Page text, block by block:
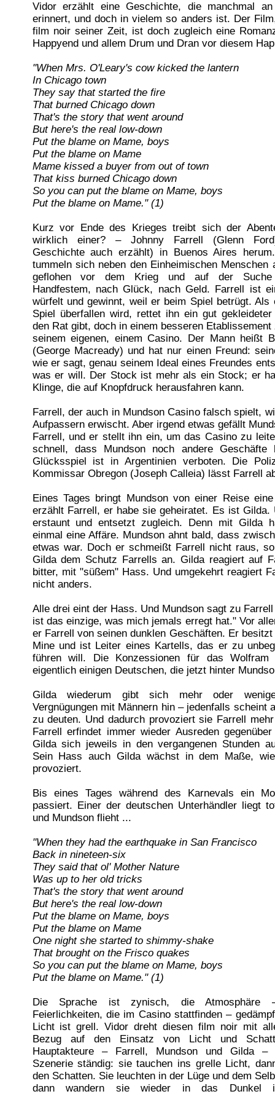
Vidor erzählt eine Geschichte, die manchmal an
erinnert, und doch in vielem so anders ist. Der
film noir seiner Zeit, ist doch zugleich eine
Happyend und allem Drum und Dran vor diesem
"When Mrs. O'Leary's cow kicked the lantern
In Chicago town
They say that started the fire
That burned Chicago down
That's the story that went around
But here's the real low-down
Put the blame on Mame, boys
Put the blame on Mame
Mame kissed a buyer from out of town
That kiss burned Chicago down
So you can put the blame on Mame, boys
Put the blame on Mame." (1)
Kurz vor Ende des Krieges treibt sich der
wirklich einer? – Johnny Farrell (Glenn
Geschichte auch erzählt) in Buenos Aires
tummeln sich neben den Einheimischen Menschen
geflohen vor dem Krieg und auf der
Handfestem, nach Glück, nach Geld. Farrell ist
würfelt und gewinnt, weil er beim Spiel betrügt. Als
Spiel überfallen wird, rettet ihn ein gut
den Rat gibt, doch in einem besseren Etablissement
seinem eigenen, einem Casino. Der Mann heißt
(George Macready) und hat nur einen Freund:
wie er sagt, genau seinem Ideal eines Freundes
was er will. Der Stock ist mehr als ein Stock; er
Klinge, die auf Knopfdruck herausfahren kann.
Farrell, der auch in Mundson Casino falsch spielt,
Aufpassern erwischt. Aber irgend etwas gefällt
Farrell, und er stellt ihn ein, um das Casino zu
schnell, dass Mundson noch andere Geschäfte
Glücksspiel ist in Argentinien verboten. Die
Kommissar Obregon (Joseph Calleia) lässt Farrell
Eines Tages bringt Mundson von einer Reise
erzählt Farrell, er habe sie geheiratet. Es ist Gilda.
erstaunt und entsetzt zugleich. Denn mit Gilda
einmal eine Affäre. Mundson ahnt bald, dass
etwas war. Doch er schmeißt Farrell nicht raus,
Gilda dem Schutz Farrells an. Gilda reagiert auf
bitter, mit "süßem" Hass. Und umgekehrt reagiert
nicht anders.
Alle drei eint der Hass. Und Mundson sagt zu
ist das einzige, was mich jemals erregt hat." Vor
er Farrell von seinen dunklen Geschäften. Er
Mine und ist Leiter eines Kartells, das er zu
führen will. Die Konzessionen für das Wolfram
eigentlich einigen Deutschen, die jetzt hinter
Gilda wiederum gibt sich mehr oder
Vergnügungen mit Männern hin – jedenfalls scheint
zu deuten. Und dadurch provoziert sie Farrell
Farrell erfindet immer wieder Ausreden
Gilda sich jeweils in den vergangenen Stunden
Sein Hass auch Gilda wächst in dem Maße,
provoziert.
Bis eines Tages während des Karnevals ein
passiert. Einer der deutschen Unterhändler liegt
und Mundson flieht ...
"When they had the earthquake in San Francisco
Back in nineteen-six
They said that ol' Mother Nature
Was up to her old tricks
That's the story that went around
But here's the real low-down
Put the blame on Mame, boys
Put the blame on Mame
One night she started to shimmy-shake
That brought on the Frisco quakes
So you can put the blame on Mame, boys
Put the blame on Mame." (1)
Die Sprache ist zynisch, die Atmosphäre
Feierlichkeiten, die im Casino stattfinden –
Licht ist grell. Vidor dreht diesen film noir mit
Bezug auf den Einsatz von Licht und
Hauptakteure – Farrell, Mundson und Gilda –
Szenerie ständig: sie tauchen ins grelle Licht,
den Schatten. Sie leuchten in der Lüge und dem
dann wandern sie wieder in das Dunkel